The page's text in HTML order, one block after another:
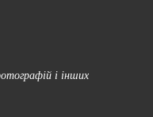
і інших